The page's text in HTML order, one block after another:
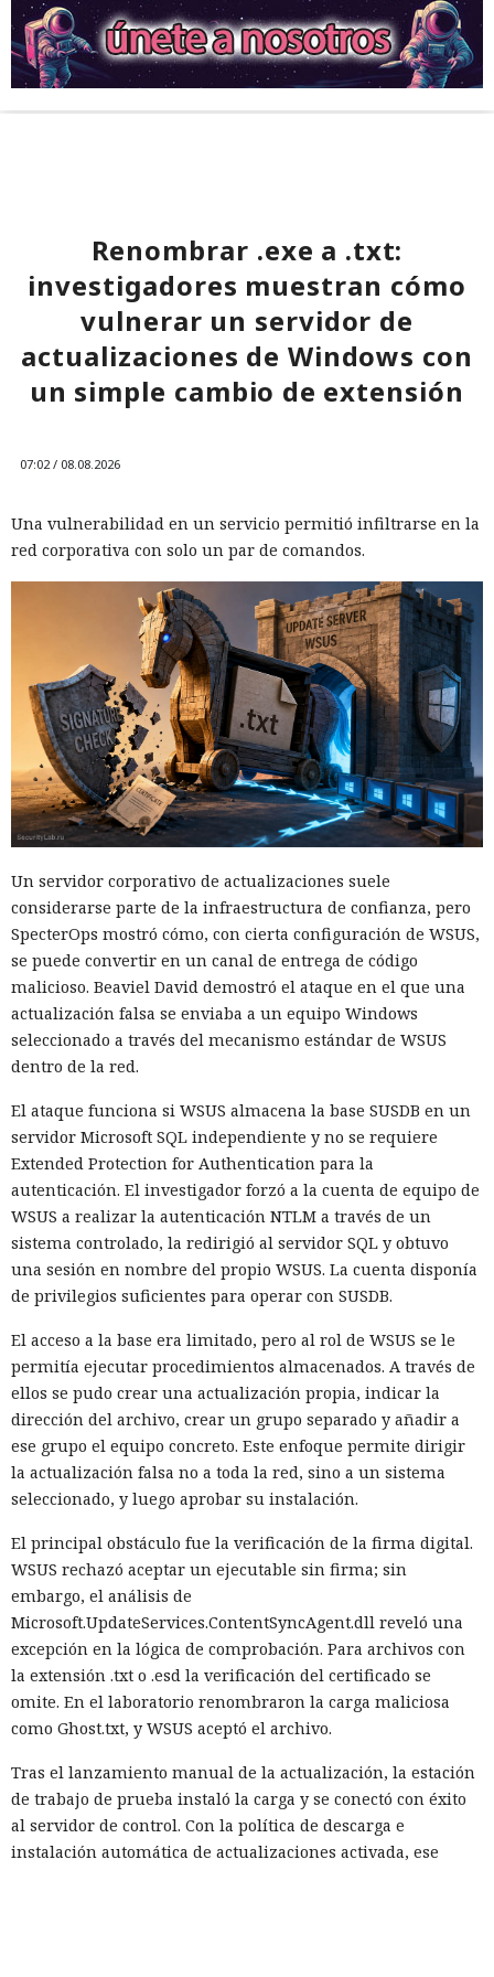
Renombrar .exe a .txt:
investigadores muestran cómo
vulnerar un servidor de
actualizaciones de Windows con
un simple cambio de extensión
07:02 / 08.08.2026
Una vulnerabilidad en un servicio permitió infiltrarse en la
red corporativa con solo un par de comandos.
Un servidor corporativo de actualizaciones suele
considerarse parte de la infraestructura de confianza, pero
SpecterOps mostró cómo, con cierta configuración de WSUS,
se puede convertir en un canal de entrega de código
malicioso. Beaviel David demostró el ataque en el que una
actualización falsa se enviaba a un equipo Windows
seleccionado a través del mecanismo estándar de WSUS
dentro de la red.
El ataque funciona si WSUS almacena la base SUSDB en un
servidor Microsoft SQL independiente y no se requiere
Extended Protection for Authentication para la
autenticación. El investigador forzó a la cuenta de equipo de
WSUS a realizar la autenticación NTLM a través de un
sistema controlado, la redirigió al servidor SQL y obtuvo
una sesión en nombre del propio WSUS. La cuenta disponía
de privilegios suficientes para operar con SUSDB.
El acceso a la base era limitado, pero al rol de WSUS se le
permitía ejecutar procedimientos almacenados. A través de
ellos se pudo crear una actualización propia, indicar la
dirección del archivo, crear un grupo separado y añadir a
ese grupo el equipo concreto. Este enfoque permite dirigir
la actualización falsa no a toda la red, sino a un sistema
seleccionado, y luego aprobar su instalación.
El principal obstáculo fue la verificación de la firma digital.
WSUS rechazó aceptar un ejecutable sin firma; sin
embargo, el análisis de
Microsoft.UpdateServices.ContentSyncAgent.dll reveló una
excepción en la lógica de comprobación. Para archivos con
la extensión .txt o .esd la verificación del certificado se
omite. En el laboratorio renombraron la carga maliciosa
como Ghost.txt, y WSUS aceptó el archivo.
Tras el lanzamiento manual de la actualización, la estación
de trabajo de prueba instaló la carga y se conectó con éxito
al servidor de control. Con la política de descarga e
instalación automática de actualizaciones activada, ese